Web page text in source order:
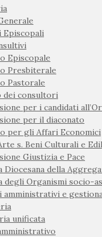
Episcopali
Episcopale
Presbiterale
Pastorale
dei consultori
per i candidati
per il diaconato
per gli Affari Economici
s. Beni Culturali e
Giustizia e Pace
Diocesana della
degli Organismi socio-
amministrativi e
unificata